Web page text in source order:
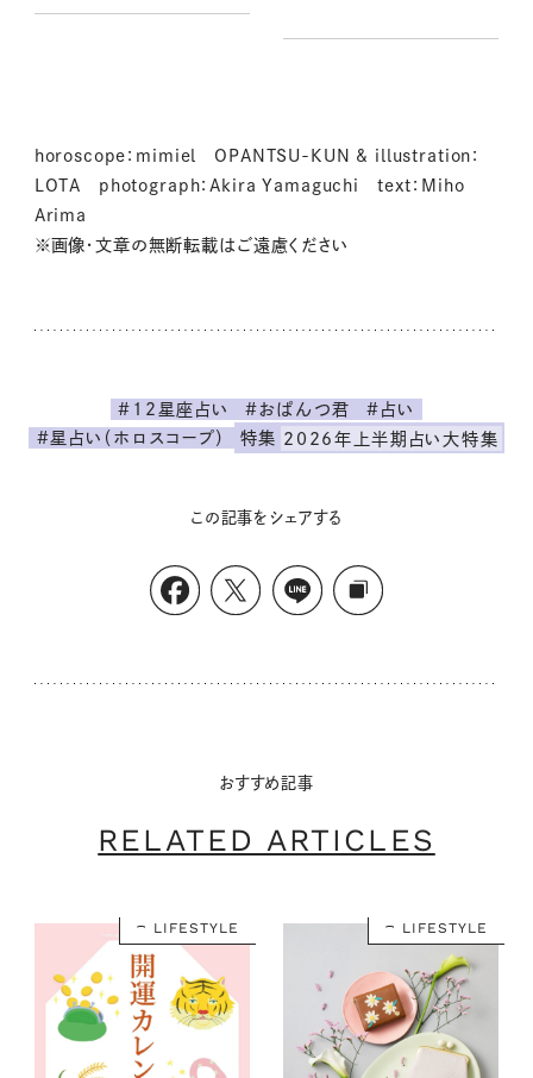
horoscope：mimiel OPANTSU-KUN & illustration：
LOTA photograph：Akira Yamaguchi text：Miho
Arima
※画像・文章の無断転載はご遠慮ください
#12星座占い #おぱんつ君
#占い
#星占い（ホロスコープ）
特集 2026年上半期占い大特集
この記事をシェアする
おすすめ記事
RELATED ARTICLES
LIFESTYLE LIFESTYLE